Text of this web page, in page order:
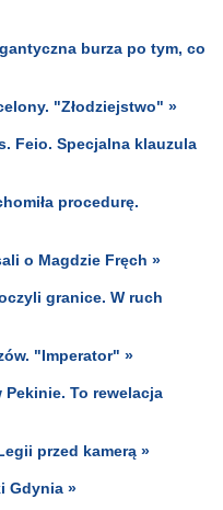
burza po tym, co
"Złodziejstwo" »
Feio. Specjalna klauzula
procedurę.
o Magdzie Fręch »
granice. W ruch
"Imperator" »
Pekinie. To rewelacja
przed kamerą »
Gdynia »